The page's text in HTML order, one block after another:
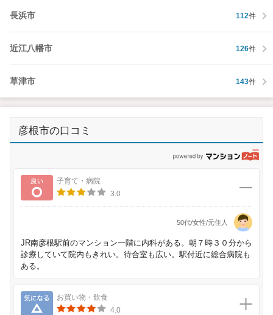
長浜市 112件
近江八幡市 126件
草津市 143件
彦根市の口コミ
良い
子育て・病院
3.0
50代/女性/元住人
JR南彦根駅前のマンション一階に内科がある。朝７時３０分から
診療していて院内もきれい。待合室も広い。駅付近に総合病院も
ある。
気になる
お買い物・飲食
4.0